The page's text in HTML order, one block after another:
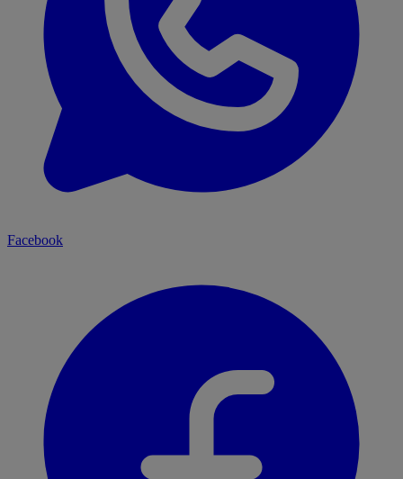
Facebook